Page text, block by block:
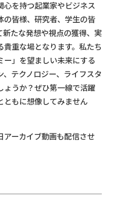
心を持つ起業家やビジネス
の皆様、研究者、学生の皆
たな発想や視点の獲得、実
重な場となります。私たち
ー」を望ましい未来にする
テクノロジー、ライフスタ
ょうか？ぜひ第一線で活躍
ともに想像してみません
ーカイブ動画も配信させ